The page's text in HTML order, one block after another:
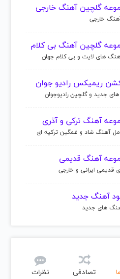
گلچین آهنگ خارجی
خارجی
گلچین آهنگ بی کلام
های لایت و بی کلام جهان
ریمیکس رادیو جوان
جدید و گلچین رادیوجوان
آهنگ ترکی و آذری
آهنگ شاد و غمگین ترکیه ای
آهنگ قدیمی
قدیمی ایرانی و خارجی
آهنگ جدید
های جدید
تصادفی نظرات